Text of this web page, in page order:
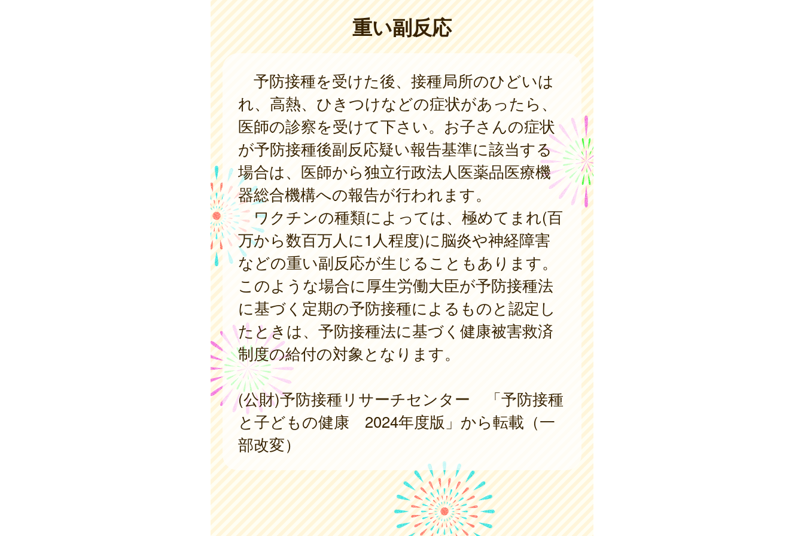
重い副反応
予防接種を受けた後、接種局所のひどいは
れ、高熱、ひきつけなどの症状があったら、
医師の診察を受けて下さい。お子さんの症状
が予防接種後副反応疑い報告基準に該当する
場合は、医師から独立行政法人医薬品医療機
器総合機構への報告が行われます。
ワクチンの種類によっては、極めてまれ(百
万から数百万人に1人程度)に脳炎や神経障害
などの重い副反応が生じることもあります。
このような場合に厚生労働大臣が予防接種法
に基づく定期の予防接種によるものと認定し
たときは、予防接種法に基づく健康被害救済
制度の給付の対象となります。
(公財)予防接種リサーチセンター 「予防接種
と子どもの健康 2024年度版」から転載（一
部改変）